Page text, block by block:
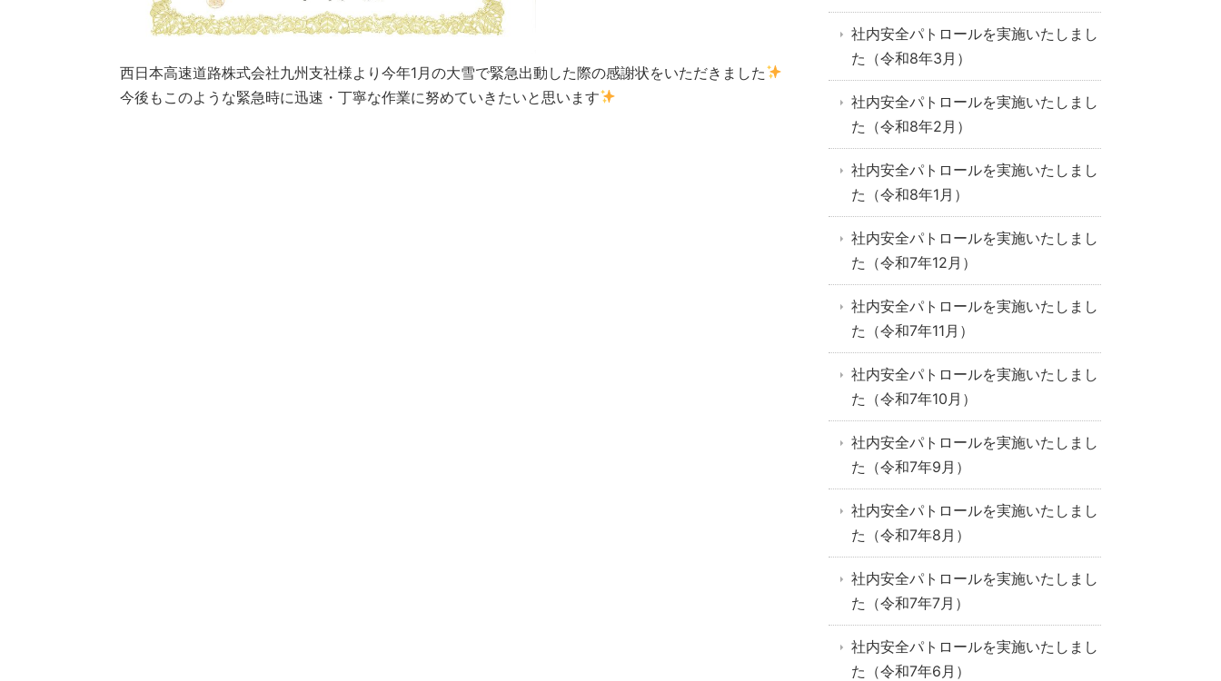
西日本高速道路株式会社九州支社様より今年1月の大雪で緊急出動した際の感謝状をいただきました
今後もこのような緊急時に迅速・丁寧な作業に努めていきたいと思います
社内安全パトロールを実施いたしまし
た（令和8年3月）
社内安全パトロールを実施いたしまし
た（令和8年2月）
社内安全パトロールを実施いたしまし
た（令和8年1月）
社内安全パトロールを実施いたしまし
た（令和7年12月）
社内安全パトロールを実施いたしまし
た（令和7年11月）
社内安全パトロールを実施いたしまし
た（令和7年10月）
社内安全パトロールを実施いたしまし
た（令和7年9月）
社内安全パトロールを実施いたしまし
た（令和7年8月）
社内安全パトロールを実施いたしまし
た（令和7年7月）
社内安全パトロールを実施いたしまし
た（令和7年6月）